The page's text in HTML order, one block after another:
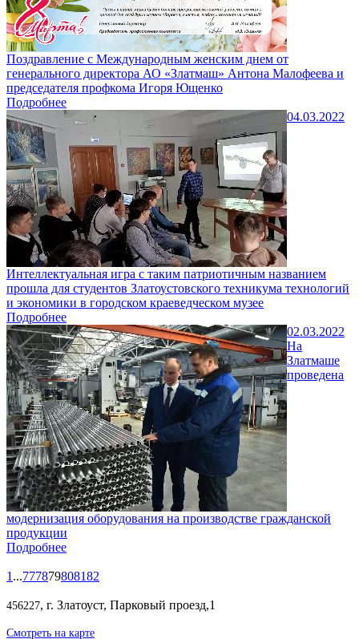
Поздравление с Международным женским днем от
генерального директора АО «Златмаш» Антона Малофеева и
председателя профкома Игоря Ющенко
Подробнее
04.03.2022
Интеллектуальная игра с таким патриотичным названием
прошла для студентов Златоустовского техникума технологий
и экономики в городском краеведческом музее
Подробнее
02.03.2022
На
Златмаше
проведена
модернизация оборудования на производстве гражданской
продукции
Подробнее
1 ...777879808182
456227, г. Златоуст, Парковый проезд,1
Смотреть на карте